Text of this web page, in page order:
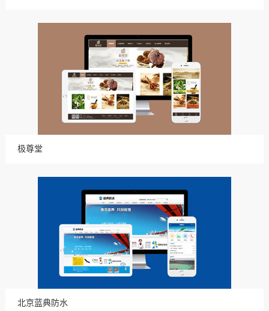
极尊堂
北京蓝典防水